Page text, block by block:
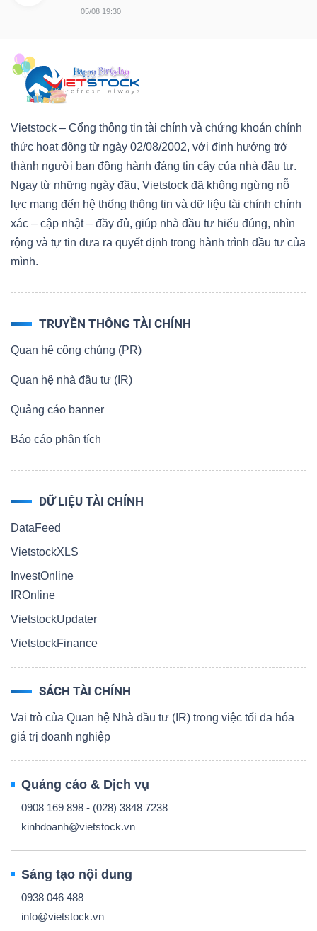
05/08 19:30
Vietstock – Cổng thông tin tài chính và chứng khoán chính
thức hoạt động từ ngày 02/08/2002, với định hướng trở
thành người bạn đồng hành đáng tin cậy của nhà đầu tư.
Ngay từ những ngày đầu, Vietstock đã không ngừng nỗ
lực mang đến hệ thống thông tin và dữ liệu tài chính chính
xác – cập nhật – đầy đủ, giúp nhà đầu tư hiểu đúng, nhìn
rộng và tự tin đưa ra quyết định trong hành trình đầu tư của
mình.
TRUYỀN THÔNG TÀI CHÍNH
Quan hệ công chúng (PR)
Quan hệ nhà đầu tư (IR)
Quảng cáo banner
Báo cáo phân tích
DỮ LIỆU TÀI CHÍNH
DataFeed
VietstockXLS
InvestOnline
IROnline
VietstockUpdater
VietstockFinance
SÁCH TÀI CHÍNH
Vai trò của Quan hệ Nhà đầu tư (IR) trong việc tối đa hóa
giá trị doanh nghiệp
Quảng cáo & Dịch vụ
0908 169 898 - (028) 3848 7238
kinhdoanh@vietstock.vn
Sáng tạo nội dung
0938 046 488
info@vietstock.vn